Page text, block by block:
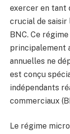
exercer en tant
crucial de
BNC. Ce
principalement
annuelles ne
est conçu
indépendants
commerciaux
Le régime